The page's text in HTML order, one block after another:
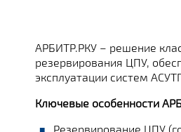
АРБИТР.РКУ – решение
резервирования ЦПУ,
эксплуатации систем
Ключевые особенности
Резервирование ЦПУ